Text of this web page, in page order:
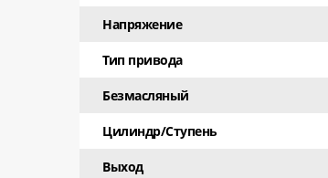
Напряжение
Тип привода
Безмасляный
Цилиндр/Ступень
Выход